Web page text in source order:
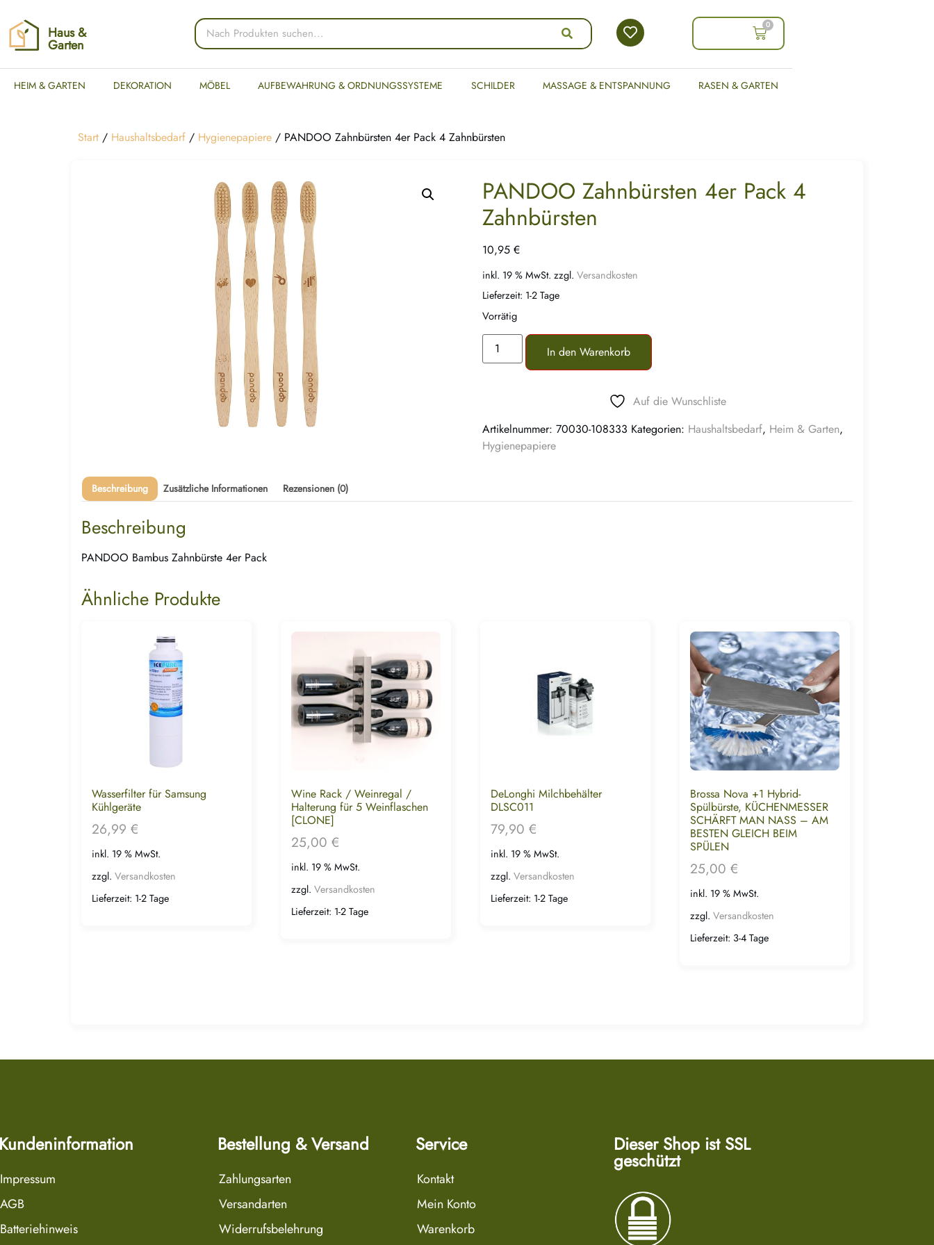
Haus &
Garten
0
HEIM & GARTEN DEKORATION MÖBEL AUFBEWAHRUNG & ORDNUNGSSYSTEME SCHILDER MASSAGE & ENTSPANNUNG RASEN & GARTEN
Start / Haushaltsbedarf / Hygienepapiere / PANDOO Zahnbürsten 4er Pack 4 Zahnbürsten
PANDOO Zahnbürsten 4er Pack 4
Zahnbürsten
10,95€
inkl. 19 % MwSt. zzgl.Versandkosten
Lieferzeit: 1-2 Tage
Vorrätig
In den Warenkorb
Auf die Wunschliste
Artikelnummer:70030-108333 Kategorien: Haushaltsbedarf, Heim & Garten,
Hygienepapiere
Beschreibung Zusätzliche Informationen Rezensionen (0)
Beschreibung
PANDOO Bambus Zahnbürste 4er Pack
Ähnliche Produkte
Wasserfilter für Samsung
Kühlgeräte
26,99 €
inkl. 19 % MwSt.
zzgl. Versandkosten
Lieferzeit: 1-2 Tage
Wine Rack / Weinregal /
Halterung für 5 Weinflaschen
[CLONE]
25,00 €
inkl. 19 % MwSt.
zzgl. Versandkosten
Lieferzeit: 1-2 Tage
DeLonghi Milchbehälter
DLSC011
79,90 €
inkl. 19 % MwSt.
zzgl. Versandkosten
Lieferzeit: 1-2 Tage
Brossa Nova +1 Hybrid-
Spülbürste, KÜCHENMESSER
SCHÄRFT MAN NASS – AM
BESTEN GLEICH BEIM
SPÜLEN
25,00 €
inkl. 19 % MwSt.
zzgl. Versandkosten
Lieferzeit: 3-4 Tage
Impressum
AGB
Batteriehinweis
Bestellung & Versand
Zahlungsarten
Versandarten
Widerrufsbelehrung
Service
Kontakt
Mein Konto
Warenkorb
Dieser Shop ist SSL
geschützt